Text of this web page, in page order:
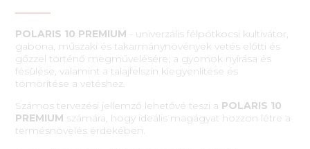
POLARIS 10 PREMIUM - univerzális félpótkocsi kultivátor,
gabona, műszaki és takarmánynövények vetés előtti és
gőzzel történő megművelésére; a gyomok nyírása és
fésülése, valamint a talajfelszín kiegyenlítése és
tömörítése a vetéshez.
Számos tervezési jellemző lehetővé teszi a POLARIS 10
PREMIUM számára, hogy ideális magágyat hozzon létre a
termésnövelés érdekében.